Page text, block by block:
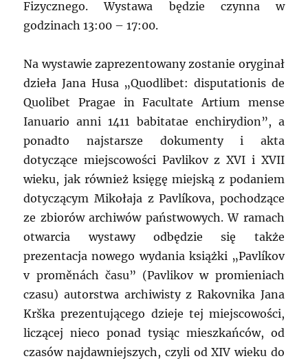
Fizycznego. Wystawa będzie czynna w
godzinach 13:00 – 17:00.
Na wystawie zaprezentowany zostanie oryginał
dzieła Jana Husa „Quodlibet: disputationis de
Quolibet Pragae in Facultate Artium mense
Ianuario anni 1411 babitatae enchirydion”, a
ponadto najstarsze dokumenty i akta
dotyczące miejscowości Pavlikov z XVI i XVII
wieku, jak również księgę miejską z podaniem
dotyczącym Mikołaja z Pavlíkova, pochodzące
ze zbiorów archiwów państwowych. W ramach
otwarcia wystawy odbędzie się także
prezentacja nowego wydania książki „Pavlíkov
v proměnách času” (Pavlikov w promieniach
czasu) autorstwa archiwisty z Rakovnika Jana
Krška prezentującego dzieje tej miejscowości,
liczącej nieco ponad tysiąc mieszkańców, od
czasów najdawniejszych, czyli od XIV wieku do